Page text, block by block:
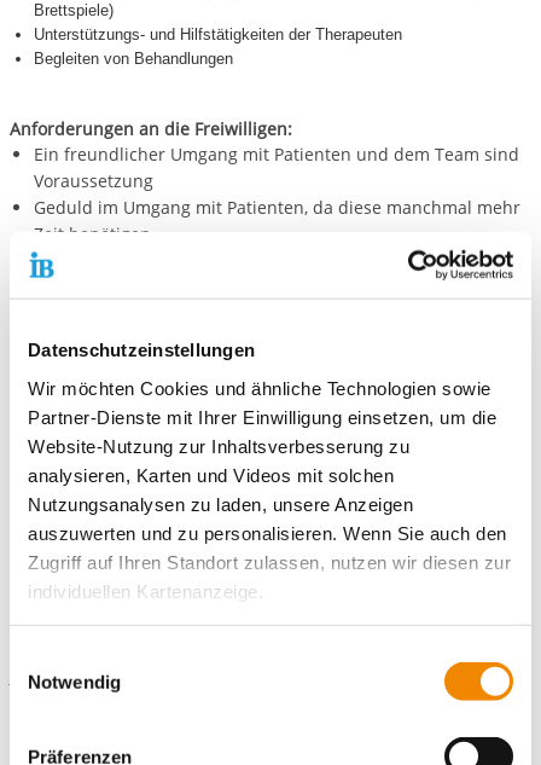
Datenschutzeinstellungen
Wir möchten Cookies und ähnliche Technologien sowie
Partner-Dienste mit Ihrer Einwilligung einsetzen, um die
Website-Nutzung zur Inhaltsverbesserung zu
analysieren, Karten und Videos mit solchen
Nutzungsanalysen zu laden, unsere Anzeigen
auszuwerten und zu personalisieren. Wenn Sie auch den
Zugriff auf Ihren Standort zulassen, nutzen wir diesen zur
individuellen Kartenanzeige.
unsere Partner Daten wie Ihre IP-Adresse und
verarbeiten diese zusammen mit Daten von anderen
Websites. Die Partner erkennen mitunter auch, wenn Sie
Notwendig
Präferenzen
Brettspiele)
Unterstützungs- und Hilfstätigkeiten der Therapeuten
Begleiten von Behandlungen
Anforderungen an die Freiwilligen:
Ein freundlicher Umgang mit Patienten und dem Team sind
Voraussetzung
Geduld im Umgang mit Patienten, da diese manchmal mehr
Zeit benötigen
Volljährigkeit
Wir freuen uns auf Deine Bewerbung!
Bitte nutze hierfür unser
Online-Bewerbungsportal
. Hier kannst
du persönliche Angaben und Einsatzwünsche eintragen sowie
die notwendigen Unterlagen (bitte im PNG-, JPG- oder PDF-
Format) direkt hochladen.
Kontaktiere uns!
E-Mail schreiben
Standort